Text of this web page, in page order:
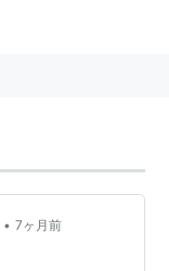
• 7ヶ月前